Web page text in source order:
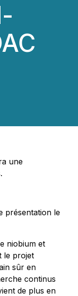
une
présentation le
niobium et
le projet
sûr en
continus
de plus en